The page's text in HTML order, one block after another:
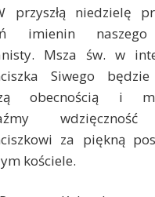
przyszłą niedzielę
imienin
Msza św. w
Siwego
obecnością i
za piękną
kościele.